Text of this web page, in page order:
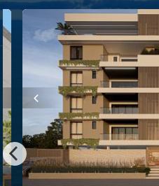
Academia
Coworking
Bicileta Compartilhada
Playground
O sonho do imóvel na praia está
venha descobrir!
Valores e condições podem ser
Para uma experiência
dos imóveis e da cidade. Visite
Instagram - @julianoolivaimoveis
Facebook - Juliano Oliva Imóveis